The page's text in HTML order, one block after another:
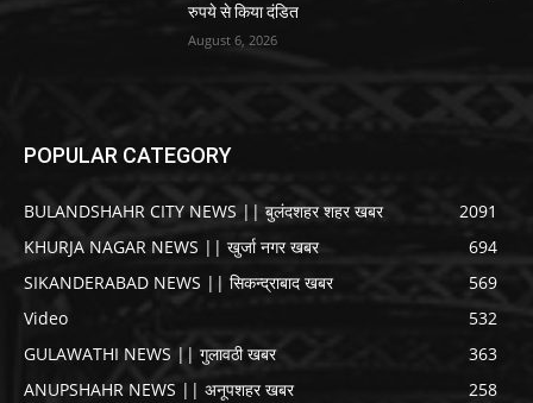
रुपये से किया दंडित
August 6, 2026
POPULAR CATEGORY
BULANDSHAHR CITY NEWS || बुलंदशहर शहर खबर
2091
KHURJA NAGAR NEWS || खुर्जा नगर खबर
694
SIKANDERABAD NEWS || सिकन्द्राबाद खबर
569
Video
532
GULAWATHI NEWS || गुलावठी खबर
363
ANUPSHAHR NEWS || अनूपशहर खबर
258